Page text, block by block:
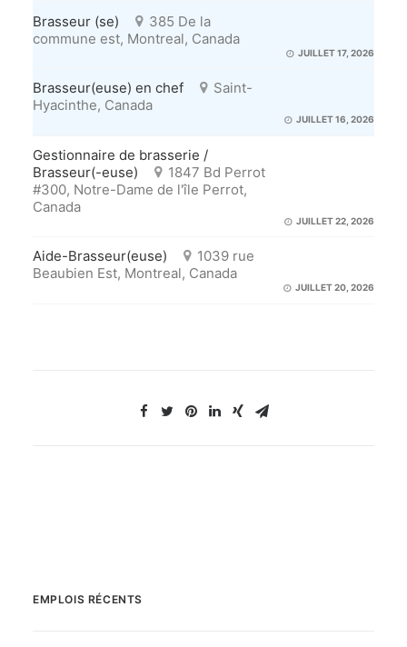
Brasseur (se)
385 De la
commune est, Montreal, Canada
JUILLET 17, 2026
Brasseur(euse) en chef
Saint-
Hyacinthe, Canada
JUILLET 16, 2026
Gestionnaire de brasserie /
Brasseur(-euse)
1847 Bd Perrot
#300, Notre-Dame de l'île Perrot,
Canada
JUILLET 22, 2026
Aide-Brasseur(euse)
1039 rue
Beaubien Est, Montreal, Canada
JUILLET 20, 2026
EMPLOIS RÉCENTS